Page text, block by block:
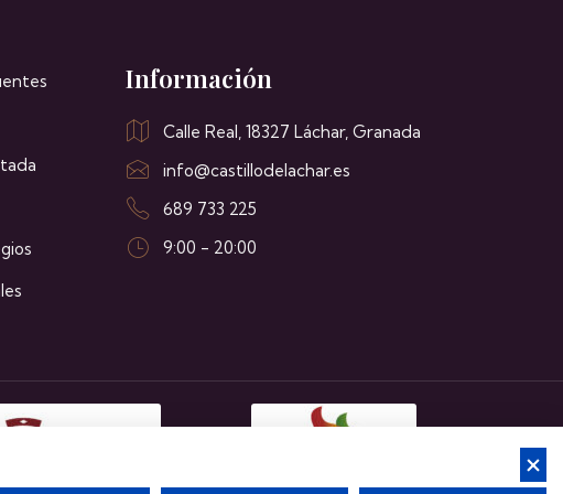
Información
Calle Real, 18327 Láchar, Granada
info@castillodelachar.es
689 733 225
9:00 - 20:00